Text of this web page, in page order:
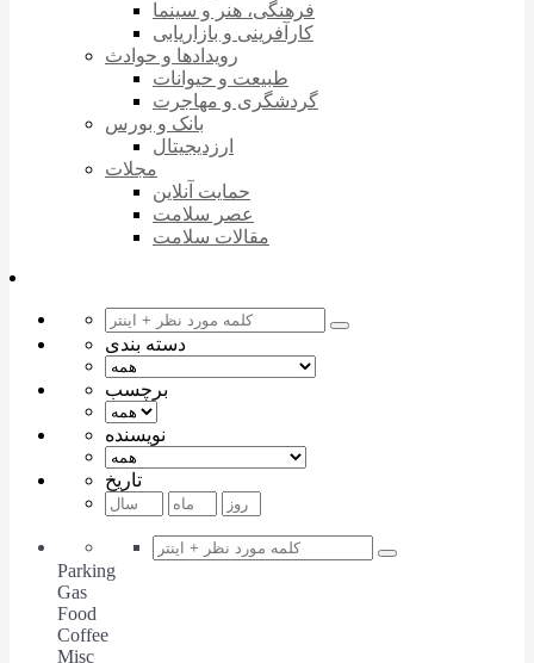
فرهنگی، هنر و سینما
کارآفرینی و بازاریابی
رویدادها و حوادث
طبیعت و حیوانات
گردشگری و مهاجرت
بانک و بورس
ارزدیجیتال
مجلات
حمایت آنلاین
عصر سلامت
مقالات سلامت
دسته بندی
برچسب
نویسنده
تاریخ
Parking
Gas
Food
Coffee
Misc